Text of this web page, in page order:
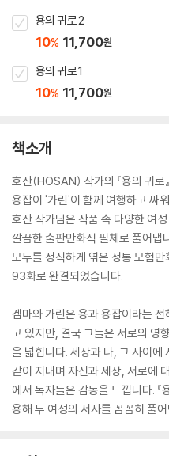
용의 귀로 2
10% 11,700원
용의 귀로 1
10% 11,700원
책소개
호산(HOSAN) 작가의 『용의 귀로
용잡이 '가린'이 함께 여행하고 싸
호산 작가님은 작품 속 다양한 여
깔끔한 출판만화식 필체로 풀어냅
모두를 정직하게 엮은 정통 모험
93화로 완결되었습니다.
겜마와 가린은 용과 용잡이라는
고 있지만, 결국 그들은 서로의 영
을 넓힙니다. 세상과 나, 그 사이에
같이 지내며 자신과 세상, 서로에
에서 독자들은 감동을 느낍니다. 『
용해 두 여성의 서사를 꼼꼼히 풀